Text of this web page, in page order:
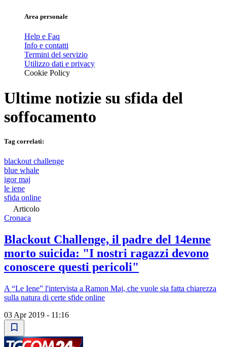
Area personale
Help e Faq
Info e contatti
Termini del servizio
Utilizzo dati e privacy
Cookie Policy
Ultime notizie su sfida del
soffocamento
Tag correlati:
blackout challenge
blue whale
igor maj
le iene
sfida online
Articolo
Cronaca
Blackout Challenge, il padre del 14enne
morto suicida: "I nostri ragazzi devono
conoscere questi pericoli"
A “Le Iene” l'intervista a Ramon Maj, che vuole sia fatta chiarezza
sulla natura di certe sfide online
03 Apr 2019 - 11:16